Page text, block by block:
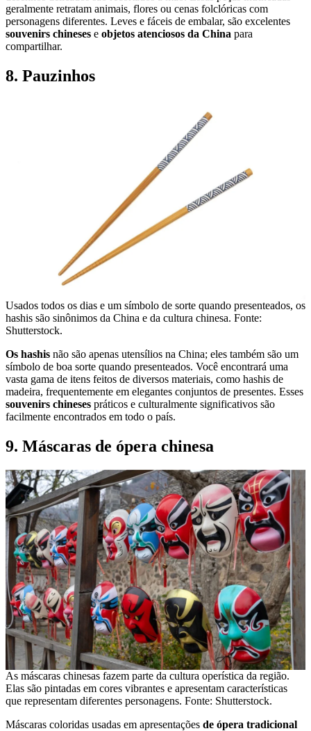
geralmente retratam animais, flores ou cenas folclóricas com
personagens diferentes. Leves e fáceis de embalar, são excelentes
souvenirs chineses e objetos atenciosos da China para
compartilhar.
8. Pauzinhos
Usados ​​todos os dias e um símbolo de sorte quando presenteados, os
hashis são sinônimos da China e da cultura chinesa. Fonte:
Shutterstock.
Os hashis não são apenas utensílios na China; eles também são um
símbolo de boa sorte quando presenteados. Você encontrará uma
vasta gama de itens feitos de diversos materiais, como hashis de
madeira, frequentemente em elegantes conjuntos de presentes. Esses
souvenirs chineses práticos e culturalmente significativos são
facilmente encontrados em todo o país.
9. Máscaras de ópera chinesa
As máscaras chinesas fazem parte da cultura operística da região.
Elas são pintadas em cores vibrantes e apresentam características
que representam diferentes personagens. Fonte: Shutterstock.
Máscaras coloridas usadas em apresentações de ópera tradicional